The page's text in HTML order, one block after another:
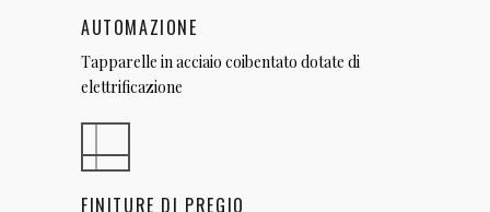
AUTOMAZIONE
Tapparelle in acciaio coibentato dotate di
elettrificazione
FINITURE DI PREGIO